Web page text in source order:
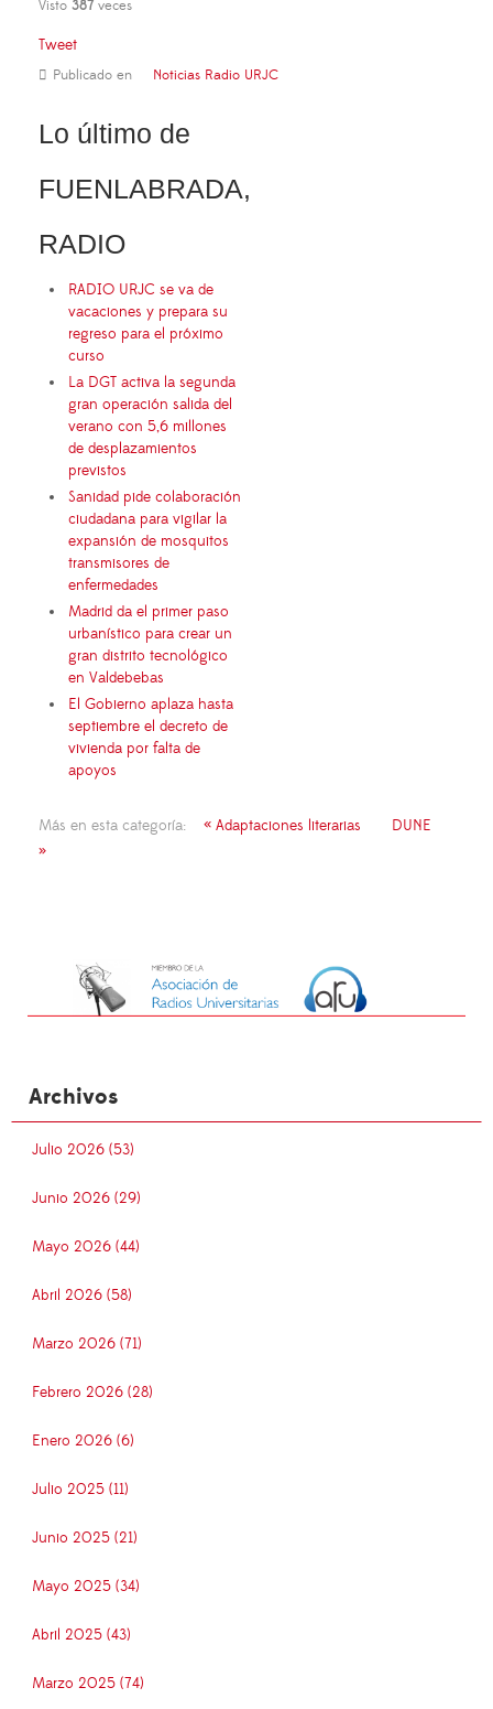
Visto 387 veces
Tweet
Publicado en Noticias Radio URJC
Lo último de
FUENLABRADA,
RADIO
RADIO URJC se va de
vacaciones y prepara su
regreso para el próximo
curso
La DGT activa la segunda
gran operación salida del
verano con 5,6 millones
de desplazamientos
previstos
Sanidad pide colaboración
ciudadana para vigilar la
expansión de mosquitos
transmisores de
enfermedades
Madrid da el primer paso
urbanístico para crear un
gran distrito tecnológico
en Valdebebas
El Gobierno aplaza hasta
septiembre el decreto de
vivienda por falta de
apoyos
Más en esta categoría: « Adaptaciones literarias
DUNE
»
Archivos
Julio 2026 (53)
Junio 2026 (29)
Mayo 2026 (44)
Abril 2026 (58)
Marzo 2026 (71)
Febrero 2026 (28)
Enero 2026 (6)
Julio 2025 (11)
Junio 2025 (21)
Mayo 2025 (34)
Abril 2025 (43)
Marzo 2025 (74)